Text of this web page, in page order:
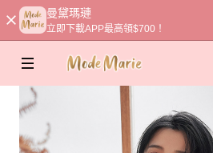
曼黛瑪璉
立即下載APP最高領$700！